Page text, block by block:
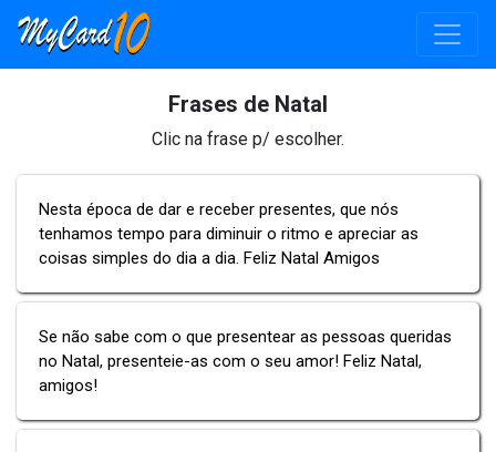
Frases de Natal
Clic na frase p/ escolher.
Nesta época de dar e receber presentes, que nós
tenhamos tempo para diminuir o ritmo e apreciar as
coisas simples do dia a dia. Feliz Natal Amigos
Se não sabe com o que presentear as pessoas queridas
no Natal, presenteie-as com o seu amor! Feliz Natal,
amigos!